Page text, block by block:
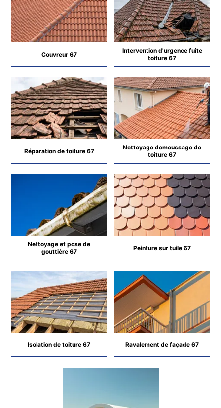
Couvreur 67
Intervention d'urgence fuite
toiture 67
Réparation de toiture 67
Nettoyage demoussage de
toiture 67
Nettoyage et pose de
gouttière 67
Peinture sur tuile 67
Isolation de toiture 67 Ravalement de façade 67